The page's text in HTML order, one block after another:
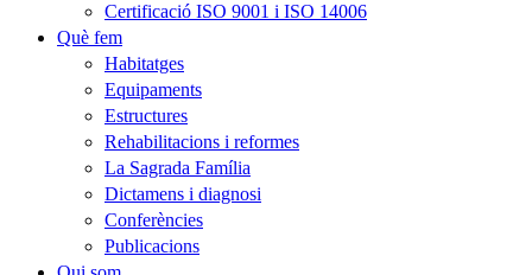
Certificació ISO 9001 i ISO 14006
Què fem
Habitatges
Equipaments
Estructures
Rehabilitacions i reformes
La Sagrada Família
Dictamens i diagnosi
Conferències
Publicacions